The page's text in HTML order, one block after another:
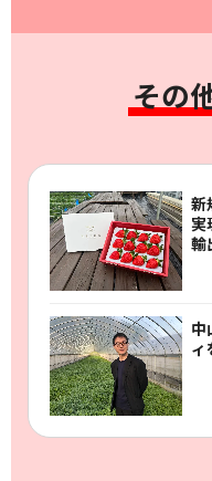
その
新
実
輸
中
ィ